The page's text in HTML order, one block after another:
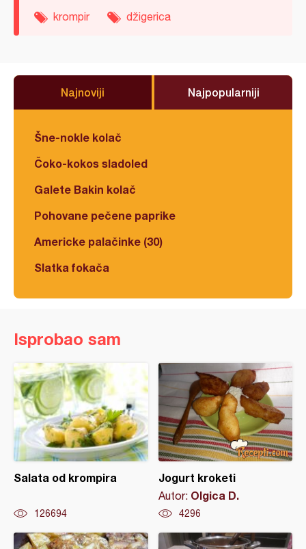
krompir džigerica
Najnoviji Najpopularniji
Šne-nokle kolač
Čoko-kokos sladoled
Galete Bakin kolač
Pohovane pečene paprike
Americke palačinke (30)
Slatka fokača
Isprobao sam
Salata od krompira
126694
Jogurt kroketi
Autor: Olgica D.
4296